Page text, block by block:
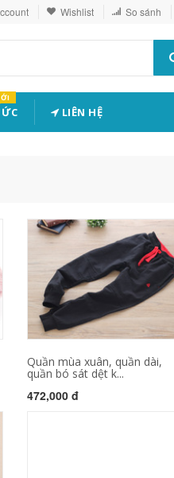
Wishlist So sánh
LIÊN HỆ
Quần mùa xuân, quần dài,
quần bó sát dệt k...
472,000 đ